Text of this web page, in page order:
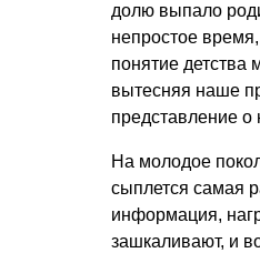
долю выпало
непростое
понятие детства
вытесняя наше
представление о
На молодое
сыплется самая
информация,
зашкаливают, и